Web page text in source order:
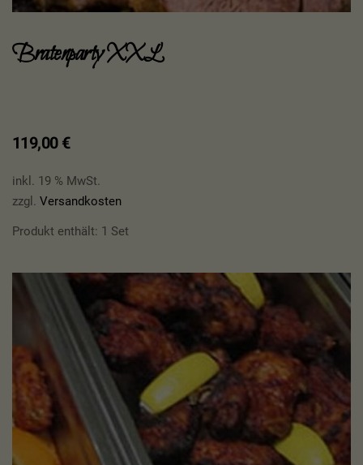
Bratenparty XXL
119,00 €
inkl. 19 % MwSt.
zzgl. Versandkosten
Produkt enthält: 1 Set